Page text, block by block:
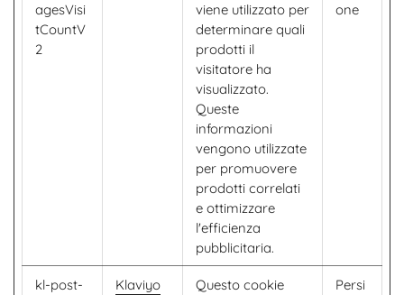
agesVisi
tCountV
2
viene utilizzato per
determinare quali
prodotti il ​​
visitatore ha
visualizzato.
Queste
informazioni
vengono utilizzate
per promuovere
prodotti correlati
e ottimizzare
l'efficienza
pubblicitaria.
one
kl-post-
Klaviyo
Questo cookie
Persi